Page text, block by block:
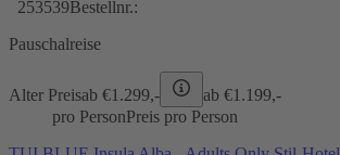
253539Bestellnr.:
Pauschalreise
Alter Preisab €1.299,- ab €1.199,-
pro PersonPreis pro Person